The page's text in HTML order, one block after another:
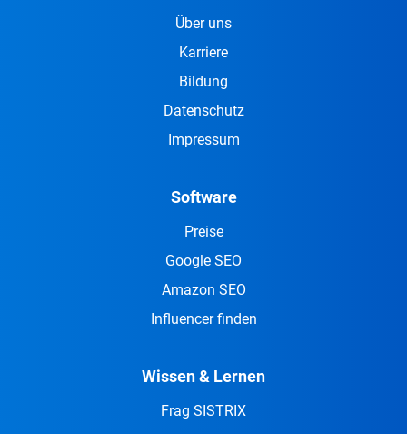
Über uns
Karriere
Bildung
Datenschutz
Impressum
Software
Preise
Google SEO
Amazon SEO
Influencer finden
Wissen & Lernen
Frag SISTRIX